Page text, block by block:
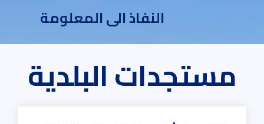
النفاذ الى المعلومة
مستجدات البلدية